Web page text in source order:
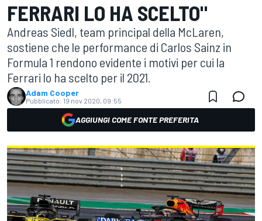
FERRARI LO HA SCELTO"
Andreas Siedl, team principal della McLaren,
sostiene che le performance di Carlos Sainz in
Formula 1 rendono evidente i motivi per cui la
Ferrari lo ha scelto per il 2021.
Adam Cooper
Pubblicato: 19 nov 2020, 09:55
AGGIUNGI COME FONTE PREFERITA